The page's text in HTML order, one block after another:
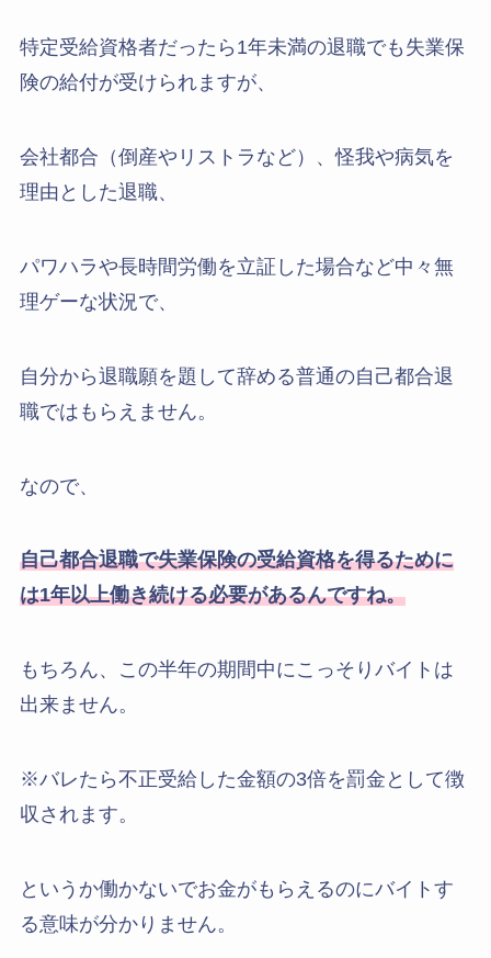
特定受給資格者だったら1年未満の退職でも失業保
険の給付が受けられますが、
会社都合（倒産やリストラなど）、怪我や病気を
理由とした退職、
パワハラや長時間労働を立証した場合など中々無
理ゲーな状況で、
自分から退職願を題して辞める普通の自己都合退
職ではもらえません。
なので、
自己都合退職で失業保険の受給資格を得るために
は1年以上働き続ける必要があるんですね。
もちろん、この半年の期間中にこっそりバイトは
出来ません。
※バレたら不正受給した金額の3倍を罰金として徴
収されます。
というか働かないでお金がもらえるのにバイトす
る意味が分かりません。